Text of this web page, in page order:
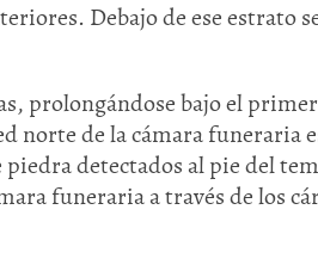
Debajo de ese estrato
prolongándose bajo el
norte de la cámara funeraria
detectados al pie del
funeraria a través de los